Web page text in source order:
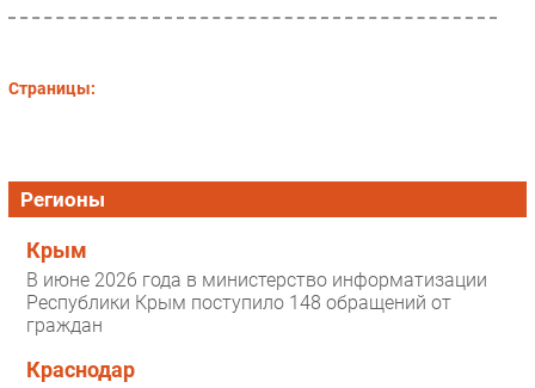
Страницы:
Регионы
Крым
В июне 2026 года в министерство информатизации
Республики Крым поступило 148 обращений от
граждан
Краснодар